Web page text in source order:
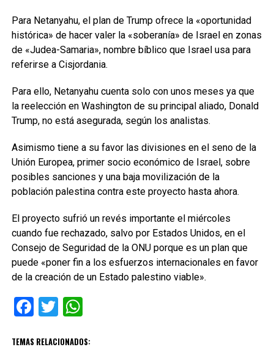
Para Netanyahu, el plan de Trump ofrece la «oportunidad
histórica» de hacer valer la «soberanía» de Israel en zonas
de «Judea-Samaria», nombre bíblico que Israel usa para
referirse a Cisjordania.
Para ello, Netanyahu cuenta solo con unos meses ya que
la reelección en Washington de su principal aliado, Donald
Trump, no está asegurada, según los analistas.
Asimismo tiene a su favor las divisiones en el seno de la
Unión Europea, primer socio económico de Israel, sobre
posibles sanciones y una baja movilización de la
población palestina contra este proyecto hasta ahora.
El proyecto sufrió un revés importante el miércoles
cuando fue rechazado, salvo por Estados Unidos, en el
Consejo de Seguridad de la ONU porque es un plan que
puede «poner fin a los esfuerzos internacionales en favor
de la creación de un Estado palestino viable».
Facebook
TwitterWhatsApp
TEMAS RELACIONADOS: